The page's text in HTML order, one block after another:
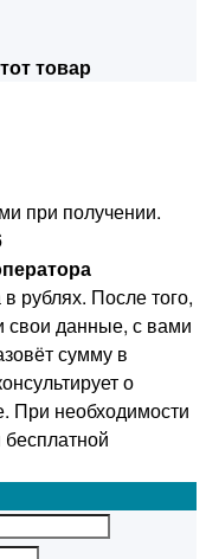
товар
при получении.
рублях. После того,
свои данные, с вами
сумму в
о
При необходимости